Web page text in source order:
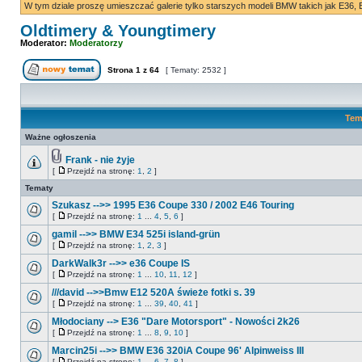
W tym dziale proszę umieszczać galerie tylko starszych modeli BMW takich jak E36,
Oldtimery & Youngtimery
Moderator: Moderatorzy
Strona 1 z 64 [ Tematy: 2532 ]
Ważne ogłoszenia
Frank - nie żyje
[ Przejdź na stronę: 1 2 ]
Tematy
Szukasz -->> 1995 E36 Coupe 330 / 2002 E46 Touring
[ Przejdź na stronę: 1 4 5 6 ]
gamil -->> BMW E34 525i island-grün
[ Przejdź na stronę: 1 2 3 ]
DarkWalk3r -->> e36 Coupe IS
[ Przejdź na stronę: 1 10 11 12 ]
///david -->>Bmw E12 520A świeże fotki s. 39
[ Przejdź na stronę: 1 39 40 41 ]
Młodociany --> E36 "Dare Motorsport" - Nowości 2k26
[ Przejdź na stronę: 1 8 9 10 ]
Marcin25i -->> BMW E36 320iA Coupe 96' Alpinweiss III